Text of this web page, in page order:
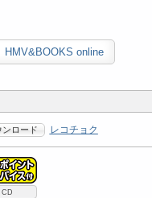
HMV&BOOKS online
レコチョク
CD